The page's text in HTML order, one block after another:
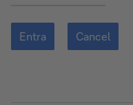
Entra Cancel